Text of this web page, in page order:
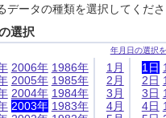
データの種類を選択してくだ
選択
年月日の選択
2006年
2005年
2004年
2003年
1986年
1985年
1984年
1983年
1月
2月
3月
4月
1日
2日
3日
4日